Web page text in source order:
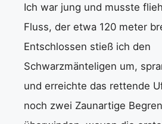
Ich war jung und musste
Fluss, der etwa 120 meter
Entschlossen stieß ich den
Schwarzmänteligen um,
und erreichte das rettende
noch zwei Zaunartige